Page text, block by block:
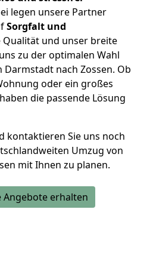
legen unsere Partner
Sorgfalt und
Qualität und unser breite
zu der optimalen Wahl
nach Zossen. Ob
oder ein großes
die passende Lösung
kontaktieren Sie uns noch
Umzug von
mit Ihnen zu planen.
Angebote erhalten